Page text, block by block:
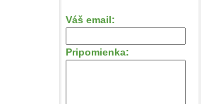
Váš email:
Pripomienka: